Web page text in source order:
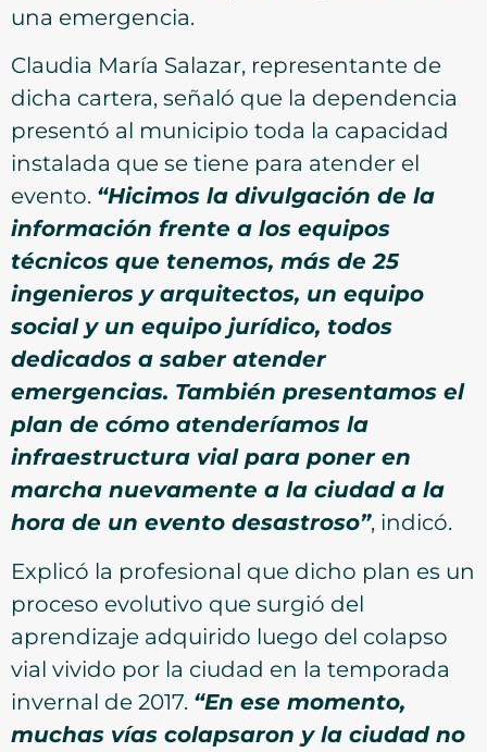
una emergencia.
Claudia María Salazar, representante de
dicha cartera, señaló que la dependencia
presentó al municipio toda la capacidad
instalada que se tiene para atender el
evento. “Hicimos la divulgación de la
información frente a los equipos
técnicos que tenemos, más de 25
ingenieros y arquitectos, un equipo
social y un equipo jurídico, todos
dedicados a saber atender
emergencias. También presentamos el
plan de cómo atenderíamos la
infraestructura vial para poner en
marcha nuevamente a la ciudad a la
hora de un evento desastroso”, indicó.
Explicó la profesional que dicho plan es un
proceso evolutivo que surgió del
aprendizaje adquirido luego del colapso
vial vivido por la ciudad en la temporada
invernal de 2017. “En ese momento,
muchas vías colapsaron y la ciudad no